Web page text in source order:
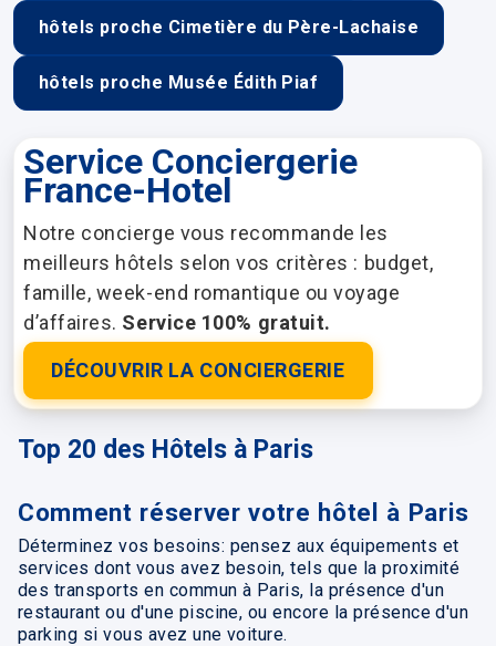
hôtels proche Cimetière du Père-Lachaise
hôtels proche Musée Édith Piaf
Service Conciergerie
France-Hotel
Notre concierge vous recommande les
meilleurs hôtels selon vos critères : budget,
famille, week-end romantique ou voyage
d’affaires. Service 100% gratuit.
DÉCOUVRIR LA CONCIERGERIE
Top 20 des Hôtels à Paris
Comment réserver votre hôtel à Paris
Déterminez vos besoins: pensez aux équipements et
services dont vous avez besoin, tels que la proximité
des transports en commun à Paris, la présence d'un
restaurant ou d'une piscine, ou encore la présence d'un
parking si vous avez une voiture.